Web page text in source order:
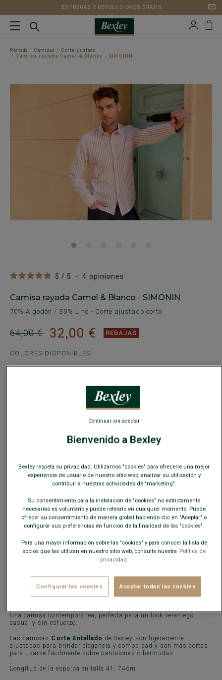
ENTREGAS Y DEVOLUCIONES GRATIS
Portada Camisas
Corte ajustado
Camisa rayada Camel & Blanco - SIMONIN
5 / 5 - 4 opiniones
Camisa rayada Camel & Blanco - SIMONIN
70% Algodón / 30% Lino - Corte ajustado corto
64,00 € 32,00 € REBAJAS
COLORES DISPONIBLES
+ AÑADIR A LA CESTA
Disponibilidad en nuestras tiendas
Envío gratis en Españaa partir de 99€ de compra
Devoluciones gratuitas durante 30 días.
CARACTERÍSTICAS MATERIAL Y FABRICACIÓN
Una camisa contemporánea, perfecta para un look veraniego
casual y sin esfuerzo.
Las camisas Corte Entallado de Bexley son ligeramente
ajustadas para brindar elegancia y comodidad y son más cortas
para usarse fácilmente sobre pantalones o bermudas.
Longitud de la espalda en talla 41: 74cm
Bienvenido a Bexley
Bexley respeta su privacidad. Utilizamos "cookies" para ofrecerle una mejor
experiencia de usuario de nuestro sitio web, analizar su utilización y
contribuir a nuestras actividades de "marketing".
Su consentimiento para la instalación de "cookies" no estrictamente
necesarias es voluntario y puede retirarlo en cualquier momento. Puede
ofrecer su consentimiento de manera global haciendo clic en "Aceptar" o
configurar sus preferencias en función de la finalidad de las "cookies".
Para una mayor información sobre las "cookies" y para conocer la lista de
socios que las utilizan en nuestro sitio web, consulte nuestra Política de
privacidad.
Configurar las cookies Aceptar todas las cookies
Continuar sin aceptar